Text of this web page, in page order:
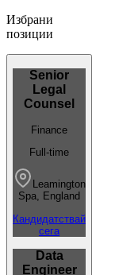
Избрани
позиции
Senior
Legal
Counsel
Finance
Full-time
Leamington
Spa, England
Кандидатствай
сега
Data
Engineer